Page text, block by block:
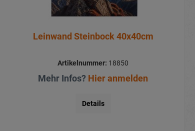
Leinwand Steinbock 40x40cm
Artikelnummer: 18850
Mehr Infos? Hier anmelden
Details